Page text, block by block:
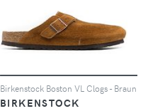
Birkenstock Boston VL Clogs - Braun
BIRKENSTOCK